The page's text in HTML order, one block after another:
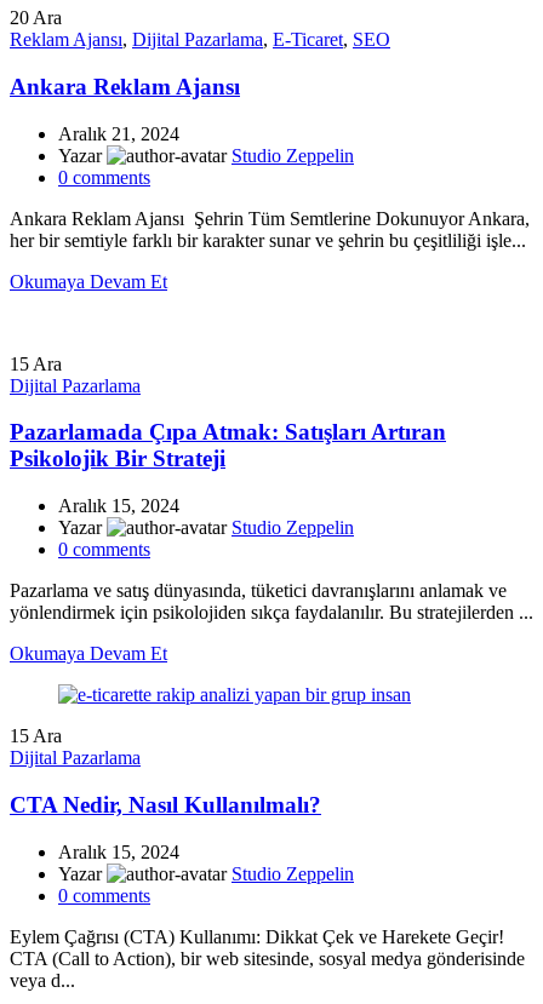
20 Ara
Reklam Ajansı, Dijital Pazarlama, E-Ticaret, SEO
Ankara Reklam Ajansı
Aralık 21, 2024
Yazar
Studio Zeppelin
0 comments
Ankara Reklam Ajansı Şehrin Tüm Semtlerine Dokunuyor Ankara,
her bir semtiyle farklı bir karakter sunar ve şehrin bu çeşitliliği işle...
Okumaya Devam Et
15 Ara
Dijital Pazarlama
Pazarlamada Çıpa Atmak: Satışları Artıran
Psikolojik Bir Strateji
Aralık 15, 2024
Yazar
Studio Zeppelin
0 comments
Pazarlama ve satış dünyasında, tüketici davranışlarını anlamak ve
yönlendirmek için psikolojiden sıkça faydalanılır. Bu stratejilerden ...
Okumaya Devam Et
15 Ara
Dijital Pazarlama
CTA Nedir, Nasıl Kullanılmalı?
Aralık 15, 2024
Yazar
Studio Zeppelin
0 comments
Eylem Çağrısı (CTA) Kullanımı: Dikkat Çek ve Harekete Geçir!
CTA (Call to Action), bir web sitesinde, sosyal medya gönderisinde
veya d...